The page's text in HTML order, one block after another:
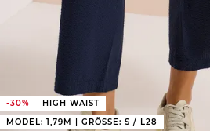
-30%
HIGH WAIST
MODEL: 1,79M | GRÖSSE: S / L28